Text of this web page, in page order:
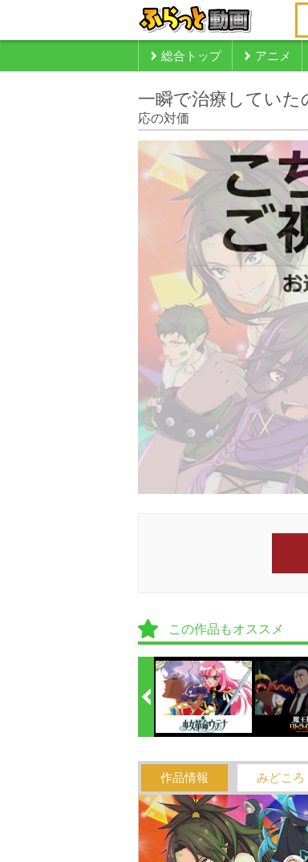
総合トップ アニメ
一瞬で治療していた
応の対価
この作品もオススメ
作品情報 みどころ